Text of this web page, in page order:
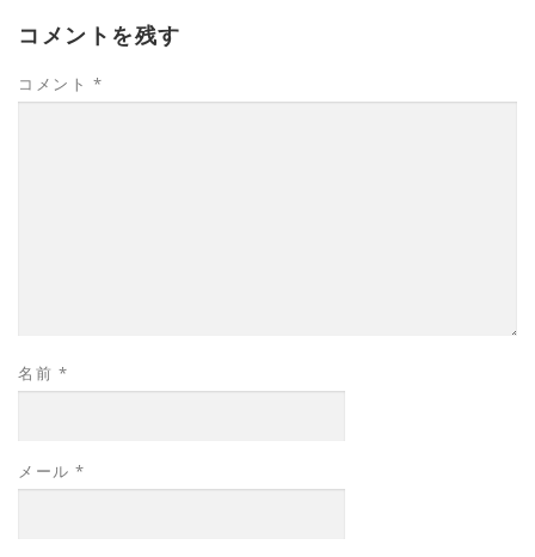
コメントを残す
コメント *
名前 *
メール *